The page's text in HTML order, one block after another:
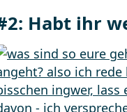
Habt ihr